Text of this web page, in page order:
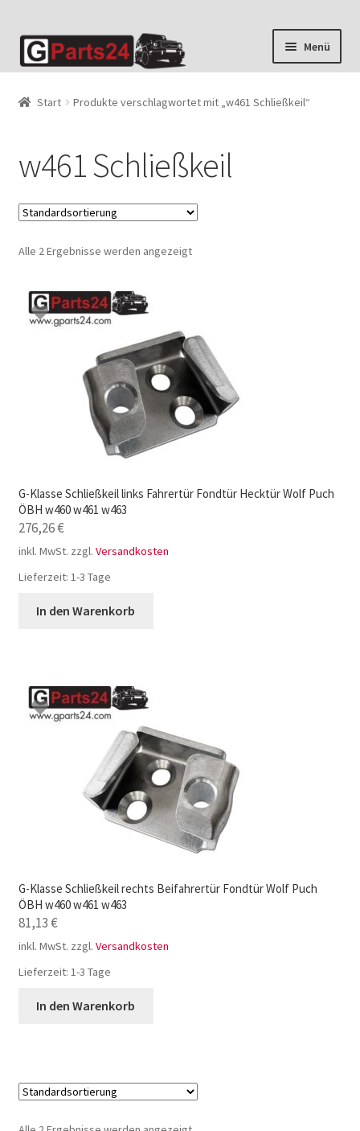
Zur
Navigation
Zum
Inhalt
Menü
Start Produkte verschlagwortet mit „w461 Schließkeil“
w461 Schließkeil
Alle 2 Ergebnisse werden angezeigt
G-Klasse Schließkeil links Fahrertür Fondtür Hecktür Wolf Puch
ÖBH w460 w461 w463
276,26€
inkl. MwSt. zzgl. Versandkosten
Lieferzeit: 1-3 Tage
In den Warenkorb
G-Klasse Schließkeil rechts Beifahrertür Fondtür Wolf Puch
ÖBH w460 w461 w463
81,13€
inkl. MwSt. zzgl. Versandkosten
Lieferzeit: 1-3 Tage
In den Warenkorb